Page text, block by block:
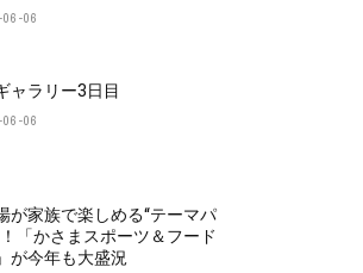
06
ャラリー3日目
06
が家族で楽しめる“テーマパ
「かさまスポーツ＆フード
が今年も大盛況